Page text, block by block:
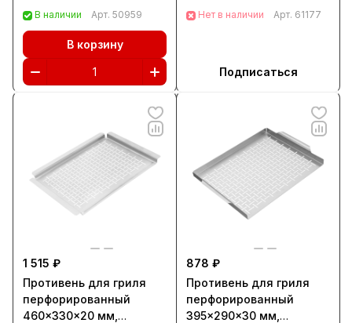
В наличии Арт. 50959
В корзину
Нет в наличии Арт. 61177
Подписаться
1 515 ₽
Противень для гриля
перфорированный
460x330x20 мм,
878 ₽
Противень для гриля
перфорированный
395x290x30 мм,